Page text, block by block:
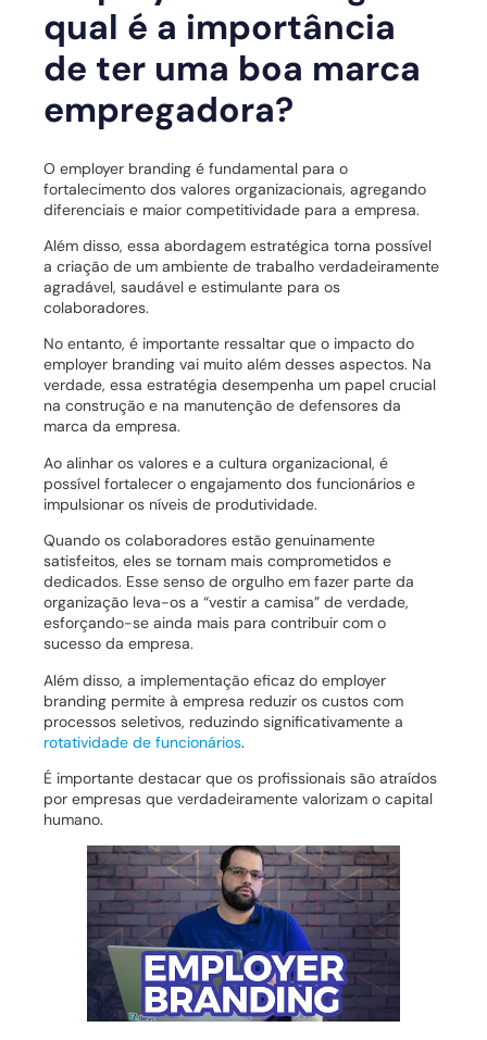
qual é a importância
de ter uma boa marca
empregadora?
O employer branding é fundamental para o
fortalecimento dos valores organizacionais, agregando
diferenciais e maior competitividade para a empresa.
Além disso, essa abordagem estratégica torna possível
a criação de um ambiente de trabalho verdadeiramente
agradável, saudável e estimulante para os
colaboradores.
No entanto, é importante ressaltar que o impacto do
employer branding vai muito além desses aspectos. Na
verdade, essa estratégia desempenha um papel crucial
na construção e na manutenção de defensores da
marca da empresa.
Ao alinhar os valores e a cultura organizacional, é
possível fortalecer o engajamento dos funcionários e
impulsionar os níveis de produtividade.
Quando os colaboradores estão genuinamente
satisfeitos, eles se tornam mais comprometidos e
dedicados. Esse senso de orgulho em fazer parte da
organização leva-os a “vestir a camisa” de verdade,
esforçando-se ainda mais para contribuir com o
sucesso da empresa.
Além disso, a implementação eficaz do employer
branding permite à empresa reduzir os custos com
processos seletivos, reduzindo significativamente a
rotatividade de funcionários.
É importante destacar que os profissionais são atraídos
por empresas que verdadeiramente valorizam o capital
humano.